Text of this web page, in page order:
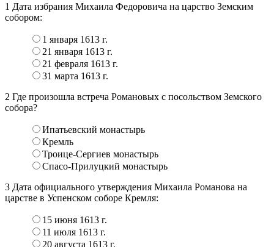
1 Дата избрания Михаила Федоровича на царство Земским
собором:
1 января 1613 г.
21 января 1613 г.
21 февраля 1613 г.
31 марта 1613 г.
2 Где произошла встреча Романовых с посольством Земского
собора?
Ипатьевский монастырь
Кремль
Троице-Сергиев монастырь
Спасо-Прилуцкий монастырь
3 Дата официального утверждения Михаила Романова на
царстве в Успенском соборе Кремля:
15 июня 1613 г.
11 июля 1613 г.
20 августа 1613 г.